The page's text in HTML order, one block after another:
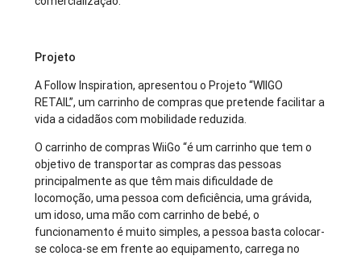
Projeto
A Follow Inspiration, apresentou o Projeto “WIIGO
RETAIL”, um carrinho de compras que pretende facilitar a
vida a cidadãos com mobilidade reduzida.
O carrinho de compras WiiGo “é um carrinho que tem o
objetivo de transportar as compras das pessoas
principalmente as que têm mais dificuldade de
locomoção, uma pessoa com deficiência, uma grávida,
um idoso, uma mão com carrinho de bebé, o
funcionamento é muito simples, a pessoa basta colocar-
se coloca-se em frente ao equipamento, carrega no